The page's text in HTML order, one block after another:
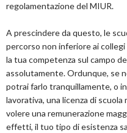
regolamentazione del MIUR.
A prescindere da questo, le
percorso non inferiore ai
la tua competenza sul campo
assolutamente. Ordunque, se
potrai farlo tranquillamente, o
lavorativa, una licenza di
volere una remunerazione
effetti, il tuo tipo di esistenza